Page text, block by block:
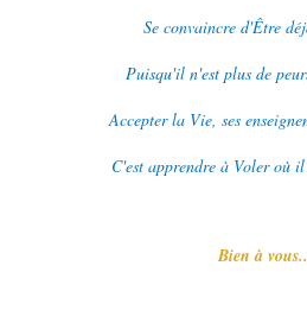
Se convaincre d'Être
Puisqu'il n'est plus de
Accepter la Vie, ses
C'est apprendre à Voler où
Bien à